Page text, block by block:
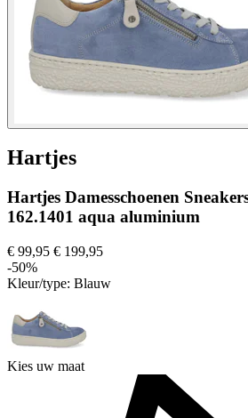
Hartjes
Hartjes Damesschoenen
162.1401 aqua aluminium
€ 99,95 € 199,95
-50%
Kleur/type: Blauw
Kies uw maat